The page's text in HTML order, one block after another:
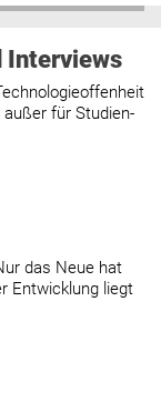
Interviews
für Studien-
das Neue hat
Entwicklung liegt